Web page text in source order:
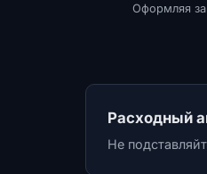
Оформляя
Расходный
Не